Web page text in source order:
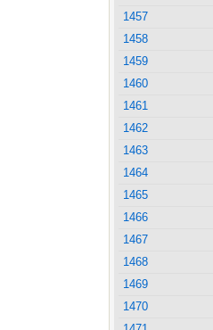
1457
1458
1459
1460
1461
1462
1463
1464
1465
1466
1467
1468
1469
1470